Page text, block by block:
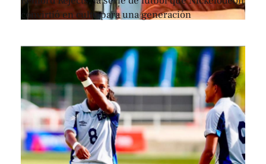
convirtió en culto para una generación